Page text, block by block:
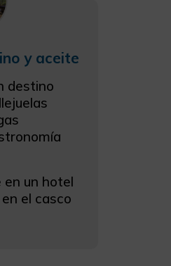
y aceite
destino
en un hotel
el casco